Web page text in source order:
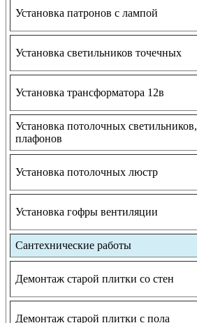
Установка патронов с лампой
Установка светильников точечных
Установка трансформатора 12в
Установка потолочных светильников,
плафонов
Установка потолочных люстр
Установка гофры вентиляции
Сантехнические работы
Демонтаж старой плитки со стен
Демонтаж старой плитки с пола